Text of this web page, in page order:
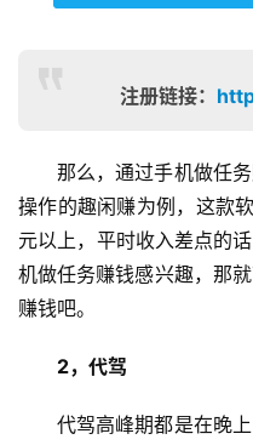
注册链接：
那么，通过手机做任
操作的趣闲赚为例，这款
元以上，平时收入差点的
机做任务赚钱感兴趣，那
赚钱吧。
2，代驾
代驾高峰期都是在晚